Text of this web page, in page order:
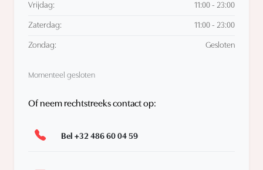
Vrijdag: 11:00 - 23:00
Zaterdag: 11:00 - 23:00
Zondag: Gesloten
Momenteel gesloten
Of neem rechtstreeks contact op:
Bel +32 486 60 04 59